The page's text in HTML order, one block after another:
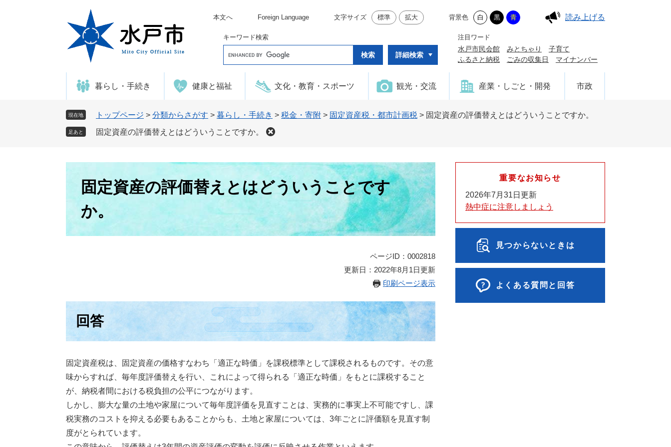
本文へ Foreign Language 文字サイズ 標準 拡大 背景色 白 黒 青 読み上げる
キーワード検索
o
e
タ
ム
検
索
詳細検索
注目ワード
水戸市民会館 みとちゃり
子育て
ふるさと納税
ごみの収集日 マイナンバー
暮らし・手続き 健康と福祉 文化・教育・スポーツ 観光・交流 産業・しごと・開発 市政
現在地 トップページ > 分類からさがす > 暮らし・手続き > 税金・寄附 > 固定資産税・都市計画税 > 固定資産の評価替えとはどういうことですか。
足あと 固定資産の評価替えとはどういうことですか。
固定資産の評価替えとはどういうことです
か。
ページID：0002818
更新日：2022年8月1日更新
印刷ページ表示
回答
固定資産税は、固定資産の価格すなわち「適正な時価」を課税標準として課税されるものです。その意
味からすれば、毎年度評価替えを行い、これによって得られる「適正な時価」をもとに課税すること
が、納税者間における税負担の公平につながります。
しかし、膨大な量の土地や家屋について毎年度評価を見直すことは、実務的に事実上不可能ですし、課
税実務のコストを抑える必要もあることからも、土地と家屋については、3年ごとに評価額を見直す制
度がとられています。
重要なお知らせ
2026年7月31日更新
熱中症に注意しましょう
見つからないときは
よくある質問と回答